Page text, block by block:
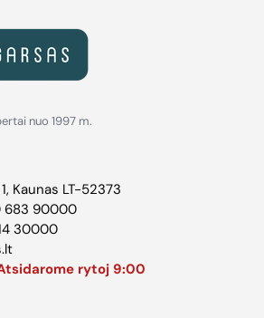
nuo 1997 m.
Kaunas LT-52373
683 90000
30000
rytoj 9:00